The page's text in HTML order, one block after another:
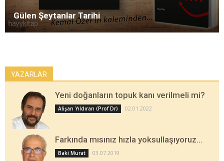
Gülen Şeytanlar Tarihi
YAZARLAR
Yeni doğanların topuk kanı verilmeli mi?
Alişan Yıldıran (Prof Dr) 02.01.2022
Farkında mısınız hızla yoksullaşıyoruz…
Baki Murat 03.07.2019